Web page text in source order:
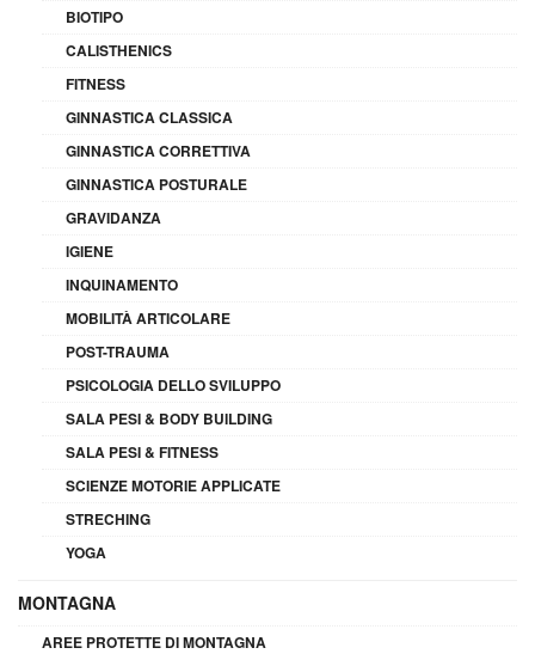
BIOTIPO
CALISTHENICS
FITNESS
GINNASTICA CLASSICA
GINNASTICA CORRETTIVA
GINNASTICA POSTURALE
GRAVIDANZA
IGIENE
INQUINAMENTO
MOBILITÀ ARTICOLARE
POST-TRAUMA
PSICOLOGIA DELLO SVILUPPO
SALA PESI & BODY BUILDING
SALA PESI & FITNESS
SCIENZE MOTORIE APPLICATE
STRECHING
YOGA
MONTAGNA
AREE PROTETTE DI MONTAGNA